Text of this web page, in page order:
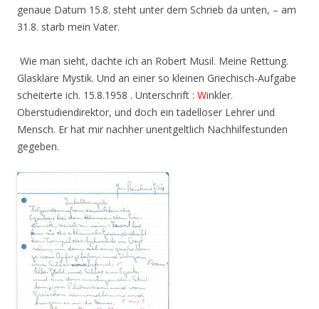
genaue Datum 15.8. steht unter dem Schrieb da unten, – am
31.8. starb mein Vater.
Wie man sieht, dachte ich an Robert Musil. Meine Rettung.
Glasklare Mystik. Und an einer so kleinen Griechisch-Aufgabe
scheiterte ich. 15.8.1958 . Unterschrift : Winkler.
Oberstudiendirektor, und doch ein tadelloser Lehrer und
Mensch. Er hat mir nachher unentgeltlich Nachhilfestunden
gegeben.